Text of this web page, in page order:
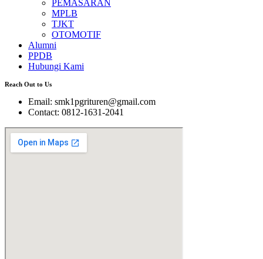
PEMASARAN
MPLB
TJKT
OTOMOTIF
Alumni
PPDB
Hubungi Kami
Reach Out to Us
Email: smk1pgrituren@gmail.com
Contact: 0812-1631-2041